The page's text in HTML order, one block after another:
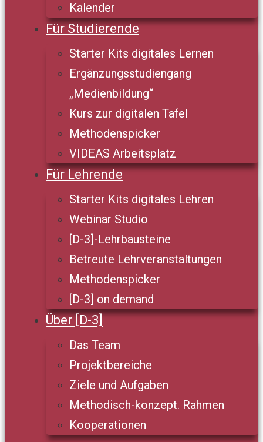
Kalender
Für Studierende
Starter Kits digitales Lernen
Ergänzungsstudiengang
„Medienbildung“
Kurs zur digitalen Tafel
Methodenspicker
VIDEAS Arbeitsplatz
Für Lehrende
Starter Kits digitales Lehren
Webinar Studio
[D-3]-Lehrbausteine
Betreute Lehrveranstaltungen
Methodenspicker
[D-3] on demand
Über [D-3]
Das Team
Projektbereiche
Ziele und Aufgaben
Methodisch-konzept. Rahmen
Kooperationen